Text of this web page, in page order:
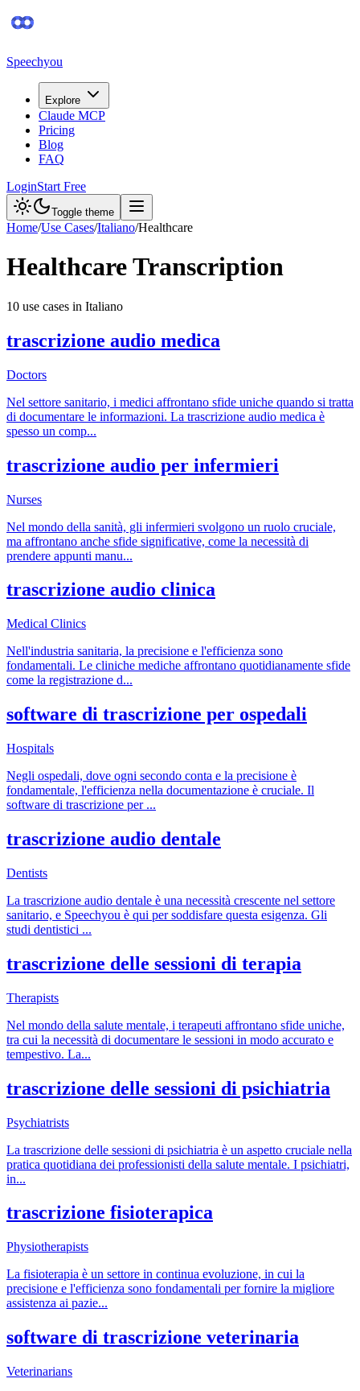
Speechyou
Explore
Claude MCP
Pricing
Blog
FAQ
LoginStart Free
Toggle theme
Home/Use Cases/Italiano/Healthcare
HealthcareTranscription
10 use cases in Italiano
trascrizione audio medica
Doctors
Nel settore sanitario, i medici affrontano sfide uniche quando si tratta
di documentare le informazioni. La trascrizione audio medica è
spesso un comp...
trascrizione audio per infermieri
Nurses
Nel mondo della sanità, gli infermieri svolgono un ruolo cruciale,
ma affrontano anche sfide significative, come la necessità di
prendere appunti manu...
trascrizione audio clinica
Medical Clinics
Nell'industria sanitaria, la precisione e l'efficienza sono
fondamentali. Le cliniche mediche affrontano quotidianamente sfide
come la registrazione d...
software di trascrizione per ospedali
Hospitals
Negli ospedali, dove ogni secondo conta e la precisione è
fondamentale, l'efficienza nella documentazione è cruciale. Il
software di trascrizione per ...
trascrizione audio dentale
Dentists
La trascrizione audio dentale è una necessità crescente nel settore
sanitario, e Speechyou è qui per soddisfare questa esigenza. Gli
studi dentistici ...
trascrizione delle sessioni di terapia
Therapists
Nel mondo della salute mentale, i terapeuti affrontano sfide uniche,
tra cui la necessità di documentare le sessioni in modo accurato e
tempestivo. La...
trascrizione delle sessioni di psichiatria
Psychiatrists
La trascrizione delle sessioni di psichiatria è un aspetto cruciale nella
pratica quotidiana dei professionisti della salute mentale. I psichiatri,
in...
trascrizione fisioterapica
Physiotherapists
La fisioterapia è un settore in continua evoluzione, in cui la
precisione e l'efficienza sono fondamentali per fornire la migliore
assistenza ai pazie...
software di trascrizione veterinaria
Veterinarians